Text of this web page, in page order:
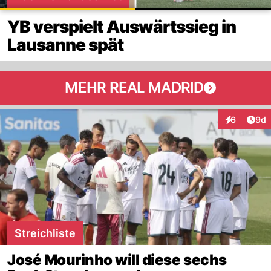
YB verspielt Auswärtssieg in
Lausanne spät
MEHR REAL MADRID
6 9d
Streichliste
José Mourinho will diese sechs